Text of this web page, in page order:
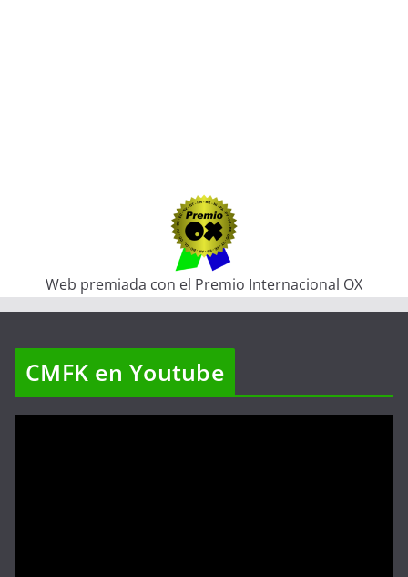
Web premiada con el Premio Internacional OX
CMFK en Youtube